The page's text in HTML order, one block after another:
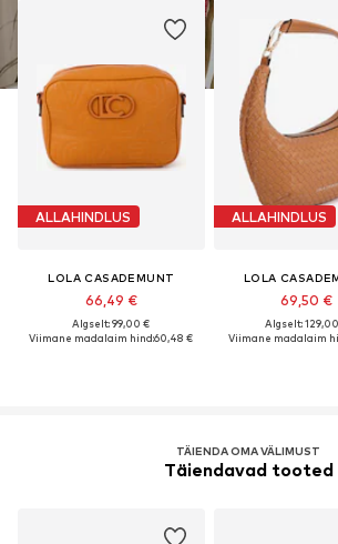
ALLAHINDLUS
LOLA CASADEMUNT
66,49 €
Algselt: 99,00 €
Viimane madalaim hind:60,48 €
ALLAHINDLUS
LOLA
69,50 €
Algselt:
Viimane madalaim
TÄIENDA OMA VÄLIMUST
Täiendavad tooted